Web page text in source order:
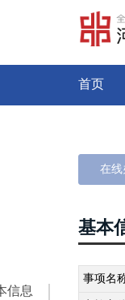
首页
信息
在线
基本
事项名